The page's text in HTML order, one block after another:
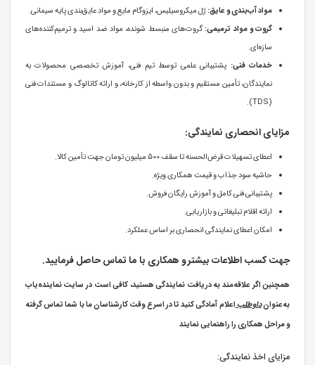
مواد آب‌بندی و عایق:ژل میکروسیلیس، ایزوگام مایع و مواد عایق‌بندی پایه سیمانی.
گروت و مواد ترمیمی:گروت‌های منبسط شونده، مواد ضد اسید و ترمیم‌کننده‌های
سازه‌ای.
خدمات فنی: پشتیبانی علمی توسط تیم فنی، آموزش تخصصی محصولات به
نمایندگان، تأمین مستقیم و بدون واسطه از کارخانه، و ارائه کاتالوگ و مستندات فنی
(TDS).
مزایای انحصاری نمایندگی:
اعطای تسهیلات قرض‌الحسنه تا سقف 500 میلیون تومان جهت تأمین کالا.
حاشیه سود جذاب و قیمت همکاری ویژه.
پشتیبانی فنی کامل و آموزش رایگان فروش.
ارائه اقلام تبلیغاتی و بازاریابی.
امکان اعطای نمایندگی انحصاری بر اساس عملکرد.
جهت کسب اطلاعات بیشتر و همکاری با ما تماس حاصل فرمایید.
همچنین اگر علاقه‌مند به دریافت نمایندگی هستید، کافی است در سایت نماینده‌یاب
به‌عنوانداوطلباعلام آمادگی کنید تا در اسرع وقت کارشناسان ما با شما تماس گرفته
و مراحل همکاری را راهنمایی نمایند
مزایای اخذ نمایندگی: